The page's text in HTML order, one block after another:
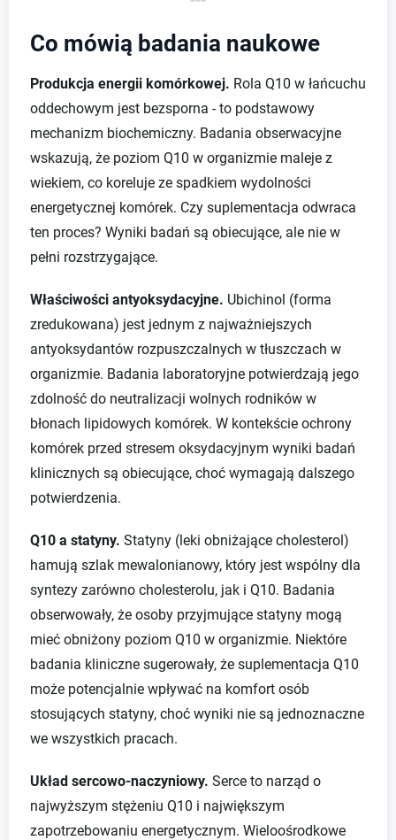
Co mówią badania naukowe
Produkcja energii komórkowej. Rola Q10 w łańcuchu
oddechowym jest bezsporna - to podstawowy
mechanizm biochemiczny. Badania obserwacyjne
wskazują, że poziom Q10 w organizmie maleje z
wiekiem, co koreluje ze spadkiem wydolności
energetycznej komórek. Czy suplementacja odwraca
ten proces? Wyniki badań są obiecujące, ale nie w
pełni rozstrzygające.
Właściwości antyoksydacyjne. Ubichinol (forma
zredukowana) jest jednym z najważniejszych
antyoksydantów rozpuszczalnych w tłuszczach w
organizmie. Badania laboratoryjne potwierdzają jego
zdolność do neutralizacji wolnych rodników w
błonach lipidowych komórek. W kontekście ochrony
komórek przed stresem oksydacyjnym wyniki badań
klinicznych są obiecujące, choć wymagają dalszego
potwierdzenia.
Q10 a statyny. Statyny (leki obniżające cholesterol)
hamują szlak mewalonianowy, który jest wspólny dla
syntezy zarówno cholesterolu, jak i Q10. Badania
obserwowały, że osoby przyjmujące statyny mogą
mieć obniżony poziom Q10 w organizmie. Niektóre
badania kliniczne sugerowały, że suplementacja Q10
może potencjalnie wpływać na komfort osób
stosujących statyny, choć wyniki nie są jednoznaczne
we wszystkich pracach.
Układ sercowo-naczyniowy. Serce to narząd o
najwyższym stężeniu Q10 i największym
zapotrzebowaniu energetycznym. Wieloośrodkowe